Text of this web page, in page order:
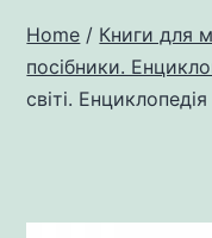
Home / Книги для
посібники.
світі.